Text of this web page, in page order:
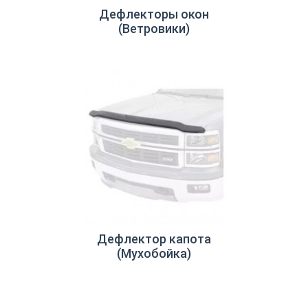
Дефлекторы окон
(Ветровики)
Дефлектор капота
(Мухобойка)